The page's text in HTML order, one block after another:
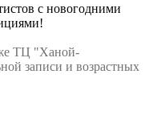
с новогодними
ТЦ "Ханой-
записи и возрастных